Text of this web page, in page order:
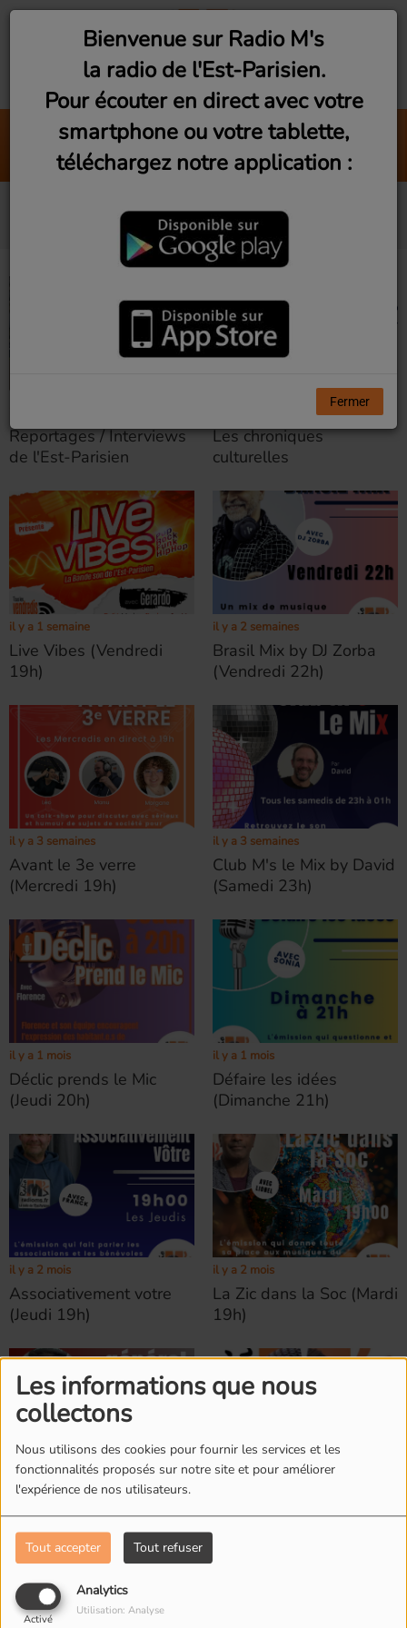
Les informations que nous
collectons
Nous utilisons des cookies pour fournir les services et les
fonctionnalités proposés sur notre site et pour améliorer
l'expérience de nos utilisateurs.
Tout accepter Tout refuser
Analytics
Activé
Utilisation: Analyse
Salut C'est Moi
Allan Védé
Nos podcasts
Reportages / Interviews
de l'Est-Parisien
Les chroniques
culturelles
il y a 1 semaine
Live Vibes (Vendredi
19h)
il y a 2 semaines
Brasil Mix by DJ Zorba
(Vendredi 22h)
il y a 3 semaines
Avant le 3e verre
(Mercredi 19h)
il y a 3 semaines
Club M's le Mix by David
(Samedi 23h)
il y a 1 mois
Déclic prends le Mic
(Jeudi 20h)
il y a 1 mois
Défaire les idées
(Dimanche 21h)
il y a 2 mois
Associativement votre
(Jeudi 19h)
il y a 2 mois
La Zic dans la Soc (Mardi
19h)
il y a 2 mois
général (Lundi 19h)
Bienvenue sur Radio M's
la radio de l'Est-Parisien.
Pour écouter en direct avec votre
smartphone ou votre tablette,
téléchargez notre application :
Fermer